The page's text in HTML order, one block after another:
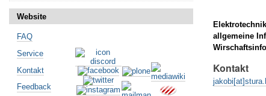
allgemeine
Kontakt
Website
FAQ
Service
Kontakt
Feedback